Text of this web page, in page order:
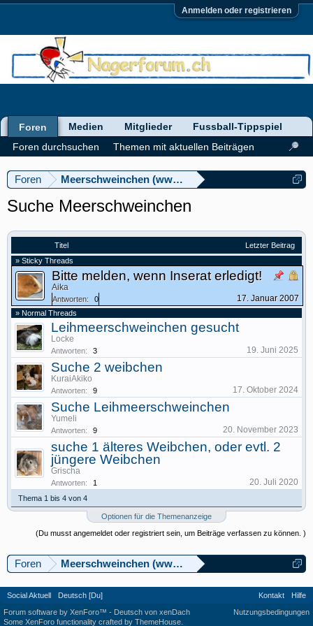
Anmelden oder registrieren
Foren Meerschweinchen (www.meerschweinforum.ch)
Suche Meerschweinchen
Titel
Letzter Beitrag
» Sticky Threads
Bitte melden, wenn Inserat erledigt!
Aika
Antworten: 0 17. Januar 2007
» Normal Threads
Leihmeerschweinchen gesucht
Locke
Antworten: 3 19. Juni 2025
Suche 2 weibchen
KuraiAkiko
Antworten: 9 17. Oktober 2024
Suche Leihmeerschweinchen
Yumeli
Antworten: 9 20. November 2023
suche 1 älteres Weibchen, oder evtl. 2
jüngere Weibchen
Grischa
Antworten: 1 20. Juli 2020
Thema 1 bis 4 von 4
Optionen für die Themenanzeige
(Du musst angemeldet oder registriert sein, um Beiträge verfassen zu können. )
Foren Meerschweinchen (www.meerschweinforum.ch)
Foren
Foren durchsuchen
Themen mit aktuellen Beiträgen
Medien Mitglieder Fussball-Tippspiel
Social Aktuell Deutsch [Du] Kontakt
Hilfe
Nutzungsbedingungen
Forum software by XenForo™ - Deutsch von xenDach
Some XenForo functionality crafted by ThemeHouse